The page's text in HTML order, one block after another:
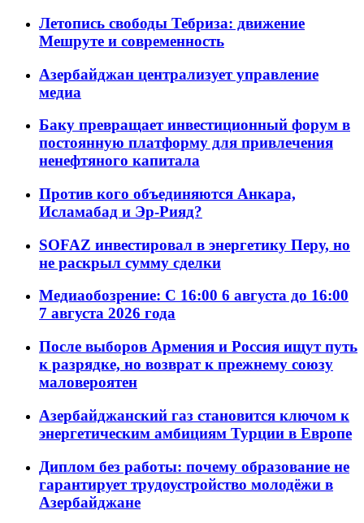
Летопись свободы Тебриза: движение
Мешруте и современность
Азербайджан централизует управление
медиа
Баку превращает инвестиционный форум в
постоянную платформу для привлечения
ненефтяного капитала
Против кого объединяются Анкара,
Исламабад и Эр-Рияд?
SOFAZ инвестировал в энергетику Перу, но
не раскрыл сумму сделки
Медиаобозрение: С 16:00 6 августа до 16:00
7 августа 2026 года
После выборов Армения и Россия ищут путь
к разрядке, но возврат к прежнему союзу
маловероятен
Азербайджанский газ становится ключом к
энергетическим амбициям Турции в Европе
Диплом без работы: почему образование не
гарантирует трудоустройство молодёжи в
Азербайджане